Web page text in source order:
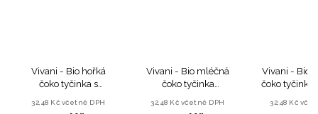
Vivani - Bio hořká
čoko tyčinka s
32,48 Kč včetně DPH
Vivani - Bio mléčná
čoko tyčinka
32,48 Kč včetně DPH
Vivani - Bio
čoko tyčinka
32,48 Kč